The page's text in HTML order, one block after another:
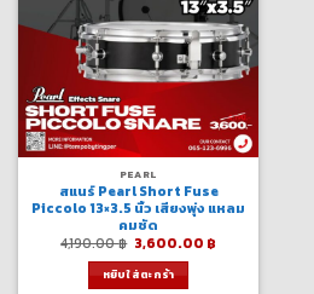
PEARL
สแนร์ Pearl Short Fuse
Piccolo 13×3.5 นิ้ว เสียงพุ่ง แหลม
คมชัด
4,190.00฿ Original
price
was:
4,190.00 ฿.
3,600.00 ฿Current
หยิบใส่ตะกร้า